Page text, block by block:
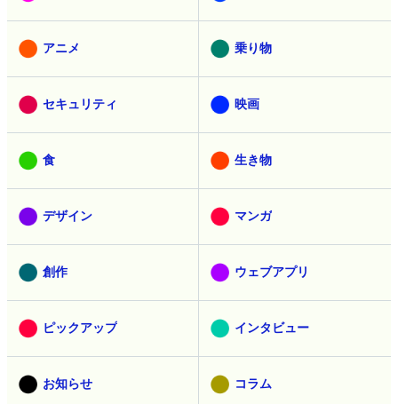
アニメ 乗り物
セキュリティ 映画
食 生き物
デザイン マンガ
創作 ウェブアプリ
ピックアップ インタビュー
お知らせ コラム